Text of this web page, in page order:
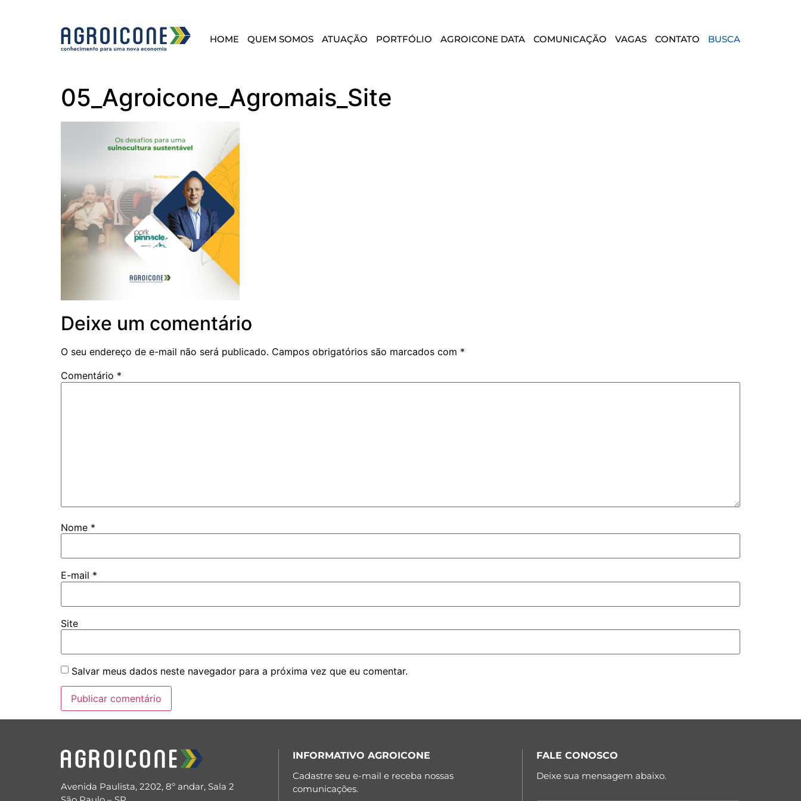
HOME QUEM SOMOS ATUAÇÃO PORTFÓLIO AGROICONE DATA COMUNICAÇÃO VAGAS CONTATO BUSCA
05_Agroicone_Agromais_Site
Deixe um comentário
O seu endereço de e-mail não será publicado. Campos obrigatórios são marcados com *
Comentário *
Nome *
E-mail *
Site
Salvar meus dados neste navegador para a próxima vez que eu comentar.
Avenida Paulista, 2202, 8º andar, Sala 2
INFORMATIVO AGROICONE
Cadastre seu e-mail e receba nossas
comunicações.
FALE CONOSCO
Deixe sua mensagem abaixo.